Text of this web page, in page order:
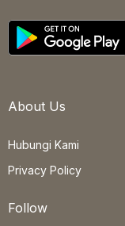
About Us
Hubungi Kami
Privacy Policy
Follow